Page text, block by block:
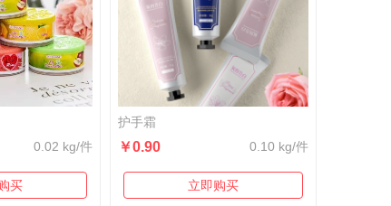
0.02 kg/件
买
护手霜
￥0.90 0.10 kg/件
立即购买